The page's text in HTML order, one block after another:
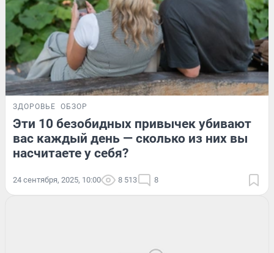
ЗДОРОВЬЕ ОБЗОР
Эти 10 безобидных привычек убивают
вас каждый день — сколько из них вы
насчитаете у себя?
24 сентября, 2025, 10:00 8 513 8